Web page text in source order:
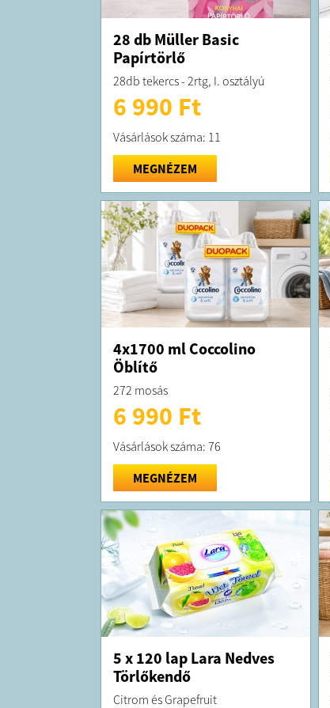
28 db Müller Basic
Papírtörlő
28db tekercs - 2rtg, I. osztályú
6 990 Ft
Vásárlások száma: 11
MEGNÉZEM
4x1700 ml Coccolino
Öblítő
272 mosás
6 990 Ft
Vásárlások száma: 76
MEGNÉZEM
5 x 120 lap Lara Nedves
Törlőkendő
Citrom és Grapefruit